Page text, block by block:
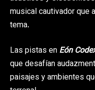
musical cautivador que
tema.
Las pistas en Eón
que desafían
paisajes y ambientes